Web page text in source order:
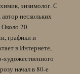
энзимолог. С
нескольких
Около 20
графики и
в Интернете,
художественного
начал в 80-е